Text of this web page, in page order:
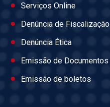
Serviços Online
Denúncia de Fiscalização
Denúncia Ética
Emissão de Documentos
Emissão de boletos